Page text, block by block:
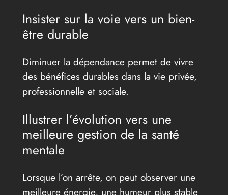
Insister sur la voie vers un bien-
être durable
Diminuer la dépendance permet de vivre
des bénéfices durables dans la vie privée,
professionnelle et sociale.
Illustrer l’évolution vers une
meilleure gestion de la santé
mentale
Lorsque l’on arrête, on peut observer une
meilleure énergie, une humeur plus stable